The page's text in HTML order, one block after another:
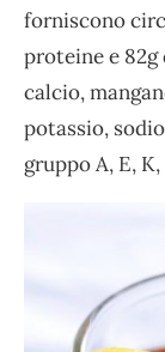
forniscono
proteine e
calcio,
potassio,
gruppo A, E, K,